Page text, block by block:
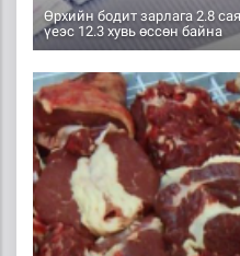
Өрхийн бодит зарлага 2.8
үеэс 12.3 хувь өссөн байна